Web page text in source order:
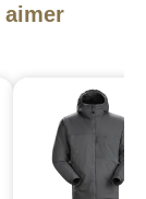
aimer